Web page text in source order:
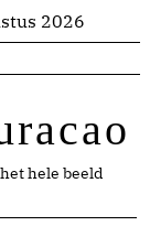
2026
hele beeld